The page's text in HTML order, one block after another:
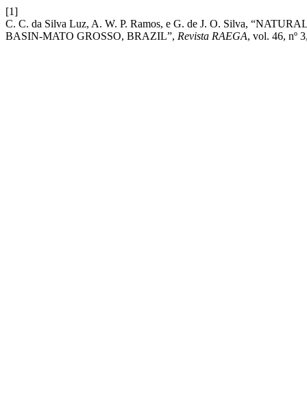
[1]
C. C. da Silva Luz, A. W. P. Ramos, e G. de J. O. Silva,
BASIN-MATO GROSSO, BRAZIL”, Revista RAEGA, vol. 46, nº